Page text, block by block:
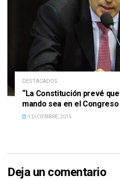
DESTACADOS
“La Constitución prevé
mando sea en el Congreso
1 DICIEMBRE, 2015
Deja un comentario